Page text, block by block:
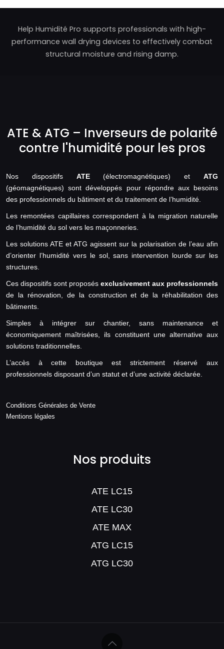
Help Humidité Pro supports professionals with high-
performance wall drying devices to effectively combat
structural moisture and rising damp.
ATE & ATG – Inverseurs de polarité
contre l'humidité pour les pros
Nos dispositifs ATE(électromagnétiques) etATG
(géomagnétiques) sont développés pour répondre aux besoins
des professionnels du bâtiment et du traitement de l’humidité.
Les remontées capillaires correspondent à la migration naturelle
de l’humidité du sol vers les maçonneries.
Les solutions ATE et ATG agissent sur la polarisation de l’eau afin
d’orienter l’humidité vers le sol, sans intervention lourde sur les
structures.
Ces dispositifs sont proposés exclusivement aux professionnels
de la rénovation, de la construction et de la réhabilitation des
bâtiments.
Simples à intégrer sur chantier, sans maintenance et
économiquement maîtrisées, ils constituent une alternative aux
solutions traditionnelles.
L’accès à cette boutique est strictement réservé aux
professionnels disposant d’un statut et d’une activité déclarée.
Conditions Générales de Vente
Mentions légales
Nos produits
ATE LC15
ATE LC30
ATE MAX
ATG LC15
ATG LC30